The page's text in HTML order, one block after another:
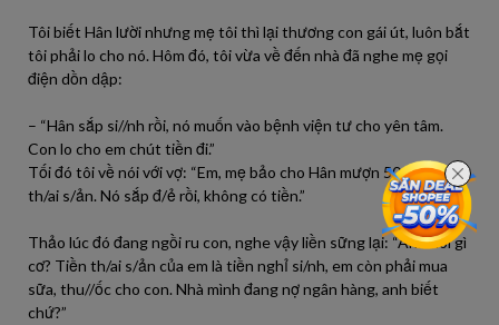
Tôi biết Hân lười nhưng mẹ tôi thì lại thương con gái út, luôn bắt
tôi phải lo cho nó. Hôm đó, tôi vừa về đến nhà đã nghe mẹ gọi
điện dồn dập:
– “Hân sắp si//nh rồi, nó muốn vào bệnh viện tư cho yên tâm.
Con lo cho em chút tiền đi.”
Tối đó tôi về nói với vợ: “Em, mẹ bảo cho Hân mượn 50 triệu tiền
th/ai s/ản. Nó sắp đ/ẻ rồi, không có tiền.”
Thảo lúc đó đang ngồi ru con, nghe vậy liền sững lại: “Anh nói gì
cơ? Tiền th/ai s/ản của em là tiền nghỉ si/nh, em còn phải mua
sữa, thu//ốc cho con. Nhà mình đang nợ ngân hàng, anh biết
chứ?”